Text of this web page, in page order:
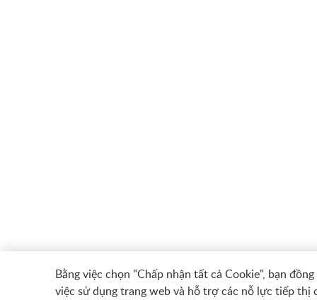
Bằng việc chọn "Chấp nhận tất cả Cookie", bạn
việc sử dụng trang web và hỗ trợ các nỗ lực tiếp thị